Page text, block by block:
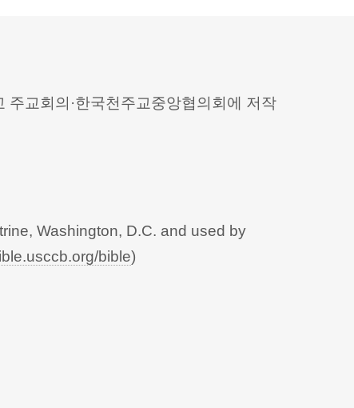
주교회의·한국천주교중앙협의회에 저작
Washington, D.C. and used by
bible)